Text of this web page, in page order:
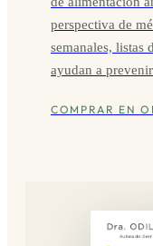
perspectiva de
semanales, listas
ayudan a
COMPRAR EN